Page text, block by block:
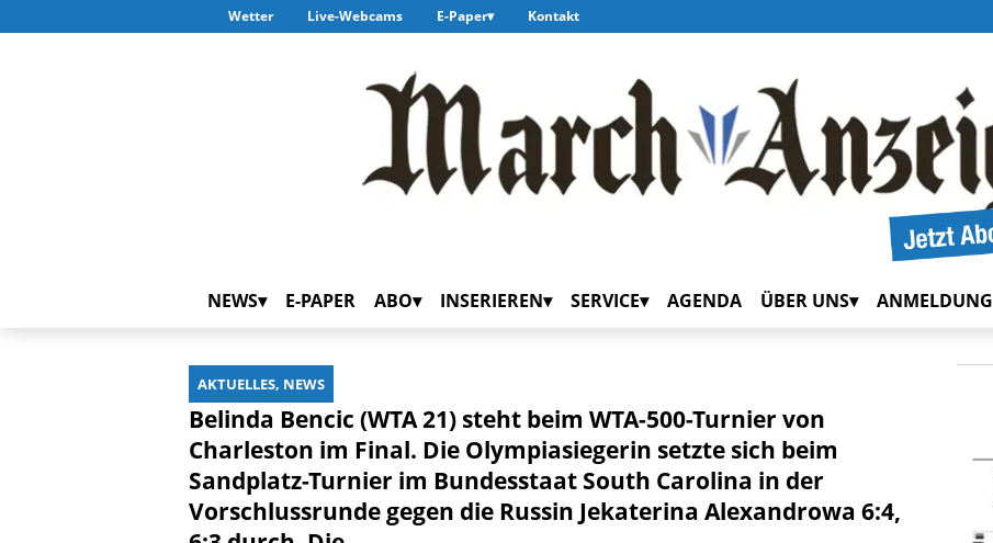
Wetter Live-Webcams E-Paper Kontakt
NEWS E-PAPER ABO INSERIEREN SERVICE AGENDA ÜBER UNS ANMELDUNG
AKTUELLES, NEWS
Belinda Bencic (WTA 21) steht beim WTA-500-Turnier von
Charleston im Final. Die Olympiasiegerin setzte sich beim
Sandplatz-Turnier im Bundesstaat South Carolina in der
Vorschlussrunde gegen die Russin Jekaterina Alexandrowa 6:4,